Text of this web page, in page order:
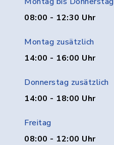
08:00 - 12:30 Uhr
Montag zusätzlich
14:00 - 16:00 Uhr
Donnerstag zusätzlich
14:00 - 18:00 Uhr
Freitag
08:00 - 12:00 Uhr